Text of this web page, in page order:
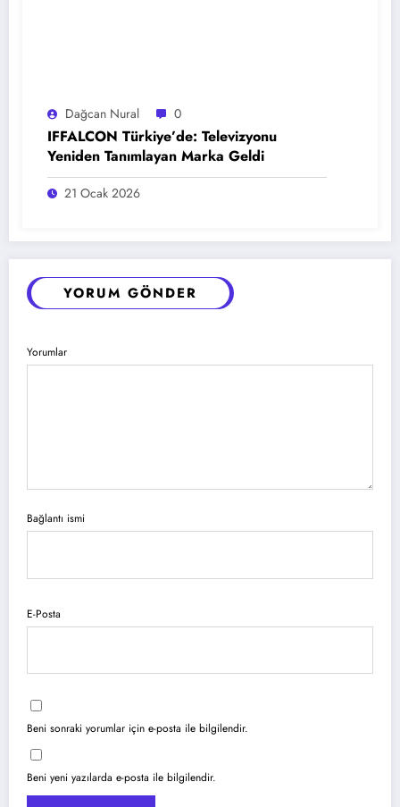
Dağcan Nural 0
IFFALCON Türkiye’de: Televizyonu
Yeniden Tanımlayan Marka Geldi
21 Ocak 2026
YORUM GÖNDER
Yorumlar
Bağlantı ismi
E-Posta
Beni sonraki yorumlar için e-posta ile bilgilendir.
Beni yeni yazılarda e-posta ile bilgilendir.